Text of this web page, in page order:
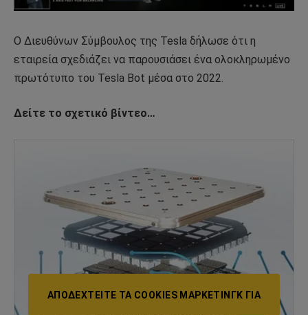
Ο Διευθύνων Σύμβουλος της Tesla δήλωσε ότι η
εταιρεία σχεδιάζει να παρουσιάσει ένα ολοκληρωμένο
πρωτότυπο του Tesla Bot μέσα στο 2022.
Δείτε το σχετικό βίντεο…
ΑΠΟΔΕΧΤΕΊΤΕ ΤΑ COOKIES ΜΆΡΚΕΤΙΝΓΚ ΓΙΑ